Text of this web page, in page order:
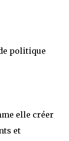
politique
elle créer
et